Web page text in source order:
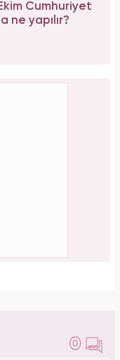
Cumhuriyet
ne yapılır?
0